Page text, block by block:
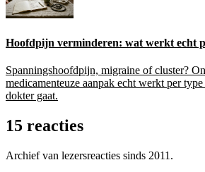
Hoofdpijn verminderen: wat werkt echt
Spanningshoofdpijn, migraine of cluster?
medicamenteuze aanpak echt werkt per
dokter gaat.
15 reacties
Archief van lezersreacties sinds 2011.